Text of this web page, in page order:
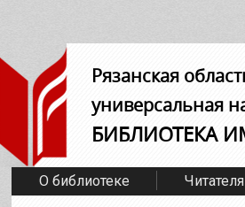
Рязанская
универсальная
БИБЛИОТЕКА
О библиотеке